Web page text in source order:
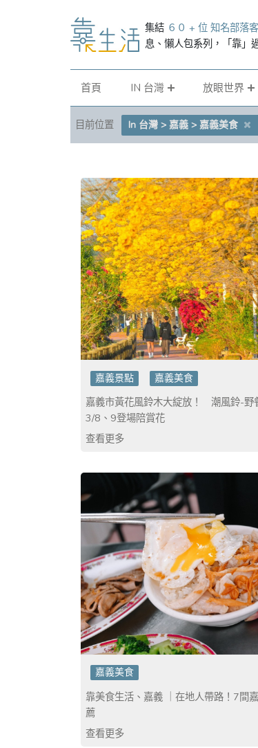
集結 ６０ + 位 知名部落客
息、懶人包系列，「靠」
首頁 IN 台灣 放眼世界
目前位置 In 台灣 > 嘉義 > 嘉義美食
嘉義景點 嘉義美食
嘉義市黃花風鈴木大綻放！ 潮風鈴-野
3/8、9登場陪賞花
查看更多
嘉義美食
靠美食生活、嘉義 ｜在地人帶路！7間
薦
查看更多